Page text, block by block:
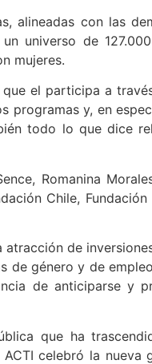
alineadas con las
universo de
mujeres.
el participa a
programas y, en
todo lo que dice
Romanina
Chile, Fundación
de
de género y de
de anticiparse y
que ha
celebró la nueva